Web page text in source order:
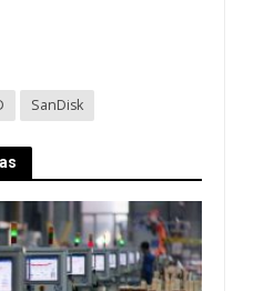
SanDisk